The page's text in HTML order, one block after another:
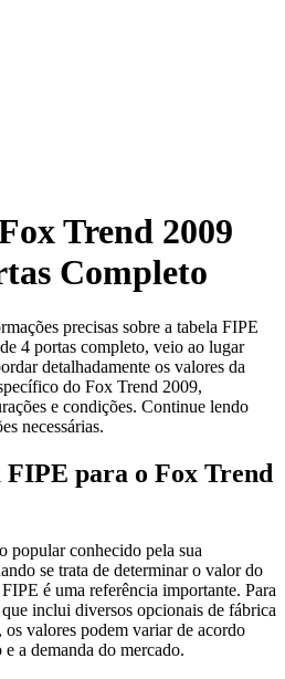
Trend 2009
Completo
precisas sobre a tabela FIPE
4 portas completo, veio ao lugar
detalhadamente os valores da
do Fox Trend 2009,
e condições. Continue lendo
necessárias.
FIPE para o Fox Trend
popular conhecido pela sua
se trata de determinar o valor do
é uma referência importante. Para
inclui diversos opcionais de fábrica
os valores podem variar de acordo
a demanda do mercado.